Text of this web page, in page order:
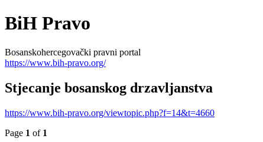
BiH Pravo
Bosanskohercegovački pravni portal
https://www.bih-pravo.org/
Stjecanje bosanskog drzavljanstva
https://www.bih-pravo.org/viewtopic.php?f=14&t=4660
Page 1 of 1